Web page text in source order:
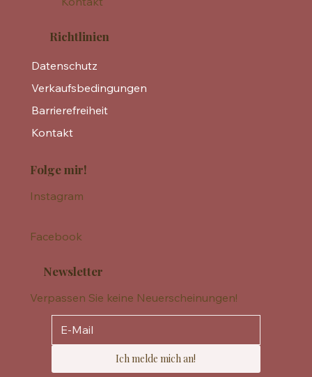
Richtlinien
Datenschutz
Verkaufsbedingungen
Barrierefreiheit
Kontakt
Folge mir!
Instagram
Facebook
Newsletter
Verpassen Sie keine Neuerscheinungen!
Ich melde mich an!